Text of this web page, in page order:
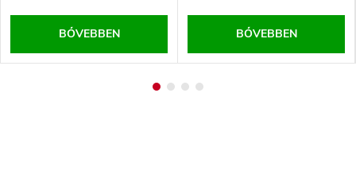
BŐVEBBEN BŐVEBBEN